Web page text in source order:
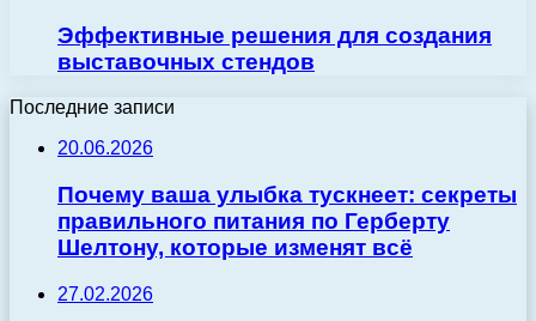
Эффективные решения для создания
выставочных стендов
Последние записи
20.06.2026
Почему ваша улыбка тускнеет: секреты
правильного питания по Герберту
Шелтону, которые изменят всё
27.02.2026